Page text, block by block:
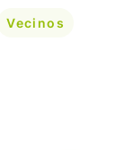
Vecinos